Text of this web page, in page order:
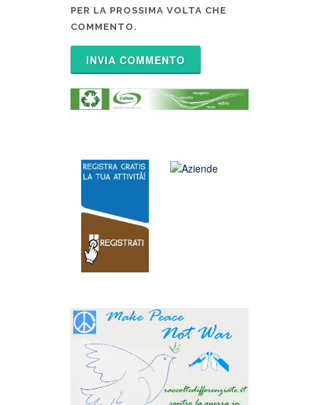
PER LA PROSSIMA VOLTA CHE
COMMENTO.